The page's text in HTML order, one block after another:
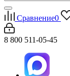
Сравнение0
8 800 511-05-45